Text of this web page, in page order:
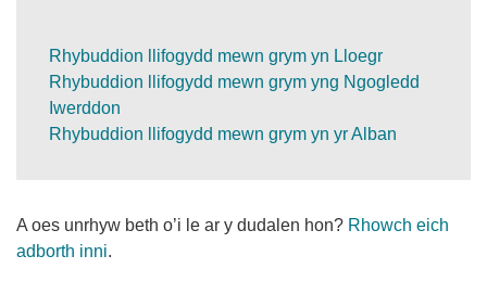
Rhybuddion llifogydd mewn grym yn Lloegr
Rhybuddion llifogydd mewn grym yng Ngogledd
Iwerddon
Rhybuddion llifogydd mewn grym yn yr Alban
A oes unrhyw beth o’i le ar y dudalen hon? Rhowch eich
adborth inni.